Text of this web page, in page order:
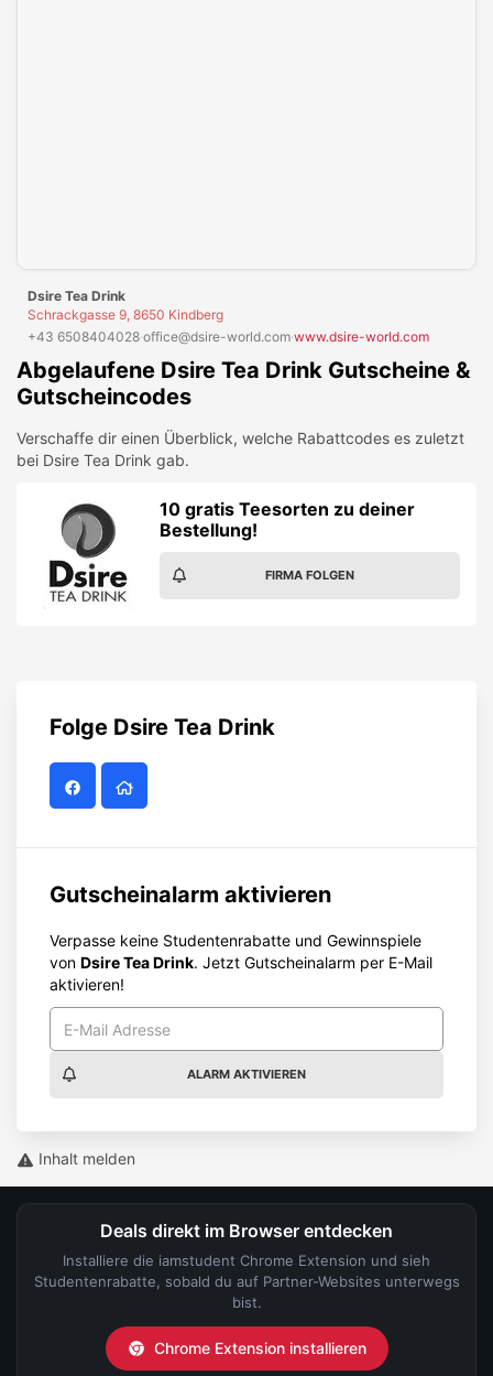
Dsire Tea Drink
Schrackgasse 9, 8650 Kindberg
+43 6508404028·office@dsire-world.com·www.dsire-world.com
Abgelaufene Dsire Tea Drink Gutscheine &
Gutscheincodes
Verschaffe dir einen Überblick, welche Rabattcodes es zuletzt
bei Dsire Tea Drink gab.
10 gratis Teesorten zu deiner
Bestellung!
FIRMA FOLGEN
Folge Dsire Tea Drink
Gutscheinalarm aktivieren
Verpasse keine Studentenrabatte und Gewinnspiele
von Dsire Tea Drink. Jetzt Gutscheinalarm per E-Mail
aktivieren!
ALARM AKTIVIEREN
Inhalt melden
Deals direkt im Browser entdecken
Installiere die iamstudent Chrome Extension und sieh
Studentenrabatte, sobald du auf Partner-Websites unterwegs
bist.
Chrome Extension installieren